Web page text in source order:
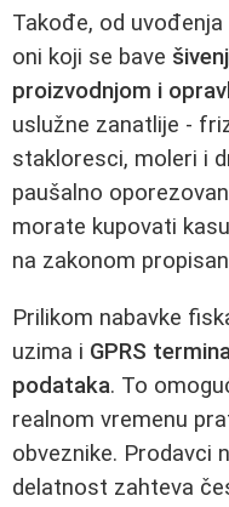
Takođe, od
oni koji se bave
proizvodnjom i
uslužne zanatlije -
stakloresci, moleri i
paušalno
morate kupovati
na zakonom
Prilikom nabavke
uzima i GPRS
podataka. To
realnom vremenu
obveznike. Prodavci
delatnost zahteva